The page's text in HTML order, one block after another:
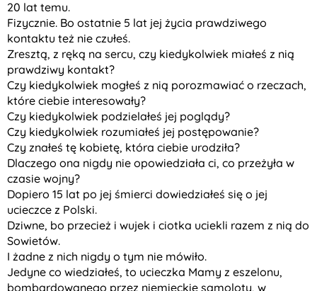
20 lat temu.
Fizycznie. Bo ostatnie 5 lat jej życia prawdziwego
kontaktu też nie czułeś.
Zresztą, z ręką na sercu, czy kiedykolwiek miałeś z nią
prawdziwy kontakt?
Czy kiedykolwiek mogłeś z nią porozmawiać o rzeczach,
które ciebie interesowały?
Czy kiedykolwiek podzielałeś jej poglądy?
Czy kiedykolwiek rozumiałeś jej postępowanie?
Czy znałeś tę kobietę, która ciebie urodziła?
Dlaczego ona nigdy nie opowiedziała ci, co przeżyła w
czasie wojny?
Dopiero 15 lat po jej śmierci dowiedziałeś się o jej
ucieczce z Polski.
Dziwne, bo przecież i wujek i ciotka uciekli razem z nią do
Sowietów.
I żadne z nich nigdy o tym nie mówiło.
Jedyne co wiedziałeś, to ucieczka Mamy z eszelonu,
bombardowanego przez niemieckie samoloty, w